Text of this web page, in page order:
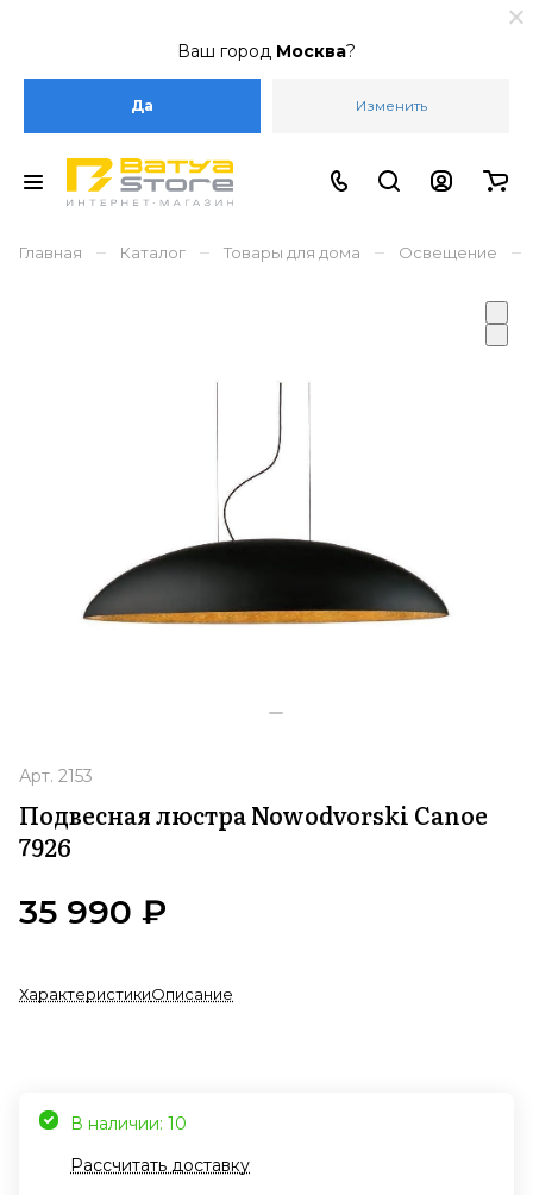
Ваш город Москва?
Да Изменить
Главная – Каталог – Товары для дома – Освещение –
Арт. 2153
Подвесная люстра Nowodvorski Canoe
7926
35 990 ₽
ХарактеристикиОписание
В наличии: 10
Рассчитать доставку